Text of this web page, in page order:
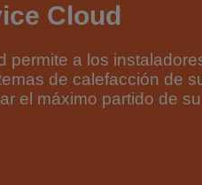
Cloud
permite a los
de calefacción de
el máximo partido de